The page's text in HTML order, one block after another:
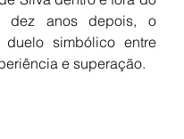
dez anos depois, o
simbólico entre
e superação.